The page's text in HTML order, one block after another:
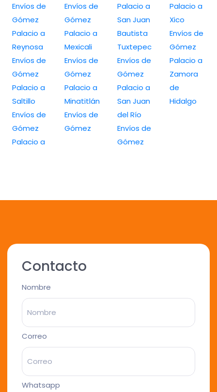
Envíos de
Gómez
Palacio a
Reynosa
Envíos de
Gómez
Palacio a
Saltillo
Envíos de
Gómez
Palacio a
Envíos de
Gómez
Palacio a
Mexicali
Envíos de
Gómez
Palacio a
Minatitlán
Envíos de
Gómez
Palacio a
San Juan
Bautista
Tuxtepec
Envíos de
Gómez
Palacio a
San Juan
del Río
Envíos de
Gómez
Palacio a
Xico
Envíos de
Gómez
Palacio a
Zamora
de
Hidalgo
Contacto
Nombre
Correo
Whatsapp